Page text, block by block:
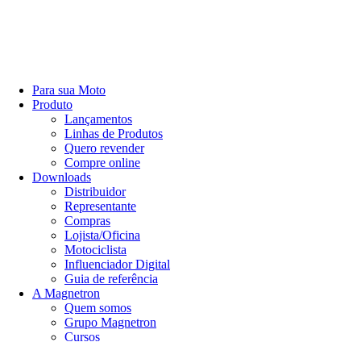
Para sua Moto
Produto
Lançamentos
Linhas de Produtos
Quero revender
Compre online
Downloads
Distribuidor
Representante
Compras
Lojista/Oficina
Motociclista
Influenciador Digital
Guia de referência
A Magnetron
Quem somos
Grupo Magnetron
Cursos